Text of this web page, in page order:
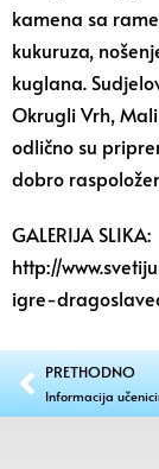
kamena sa
kukuruza,
kuglana.
Okrugli Vrh,
odlično su
dobro
GALERIJA SLIKA:
http://
igre-
PRETHODNO